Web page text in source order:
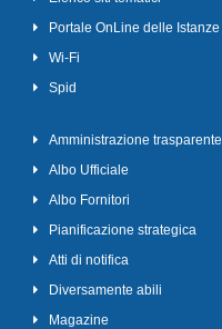
Portale OnLine delle Istanze
Wi-Fi
Spid
Amministrazione trasparente
Albo Ufficiale
Albo Fornitori
Pianificazione strategica
Atti di notifica
Diversamente abili
Magazine